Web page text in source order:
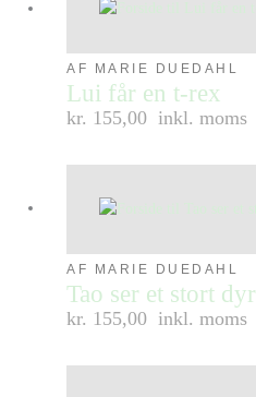
AF MARIE DUEDAHL
Lui får en t-rex
kr. 155,00 inkl. moms
AF MARIE DUEDAHL
Tao ser et stort dyr
kr. 155,00 inkl. moms